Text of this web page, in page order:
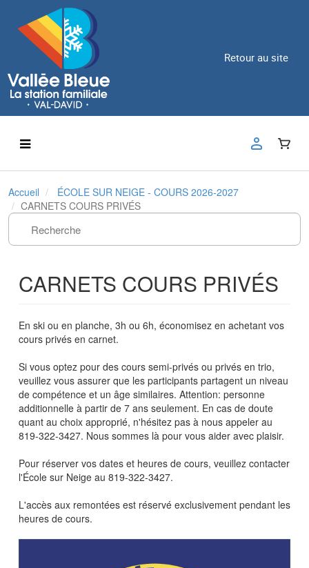
Retour au site
Accueil
ÉCOLE SUR NEIGE - COURS 2026-2027
CARNETS COURS PRIVÉS
CARNETS COURS PRIVÉS
En ski ou en planche, 3h ou 6h, économisez en achetant vos
cours privés en carnet.
Si vous optez pour des cours semi-privés ou privés en trio,
veuillez vous assurer que les participants partagent un niveau
de compétence et un âge similaires. Attention: personne
additionnelle à partir de 7 ans seulement. En cas de doute
quant au choix approprié, n'hésitez pas à nous appeler au
819-322-3427. Nous sommes là pour vous aider avec plaisir.
Pour réserver vos dates et heures de cours, veuillez contacter
l'École sur Neige au 819-322-3427.
L'accès aux remontées est réservé exclusivement pendant les
heures de cours.